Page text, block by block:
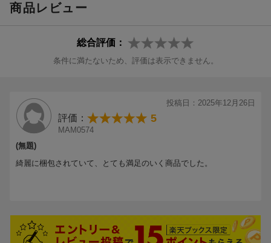
商品レビュー
総合評価：
条件に満たないため、評価は表示できません。
投稿日：2025年12月26日
評価： 5
MAM0574
(無題)
綺麗に梱包されていて、とても満足のいく商品でした。